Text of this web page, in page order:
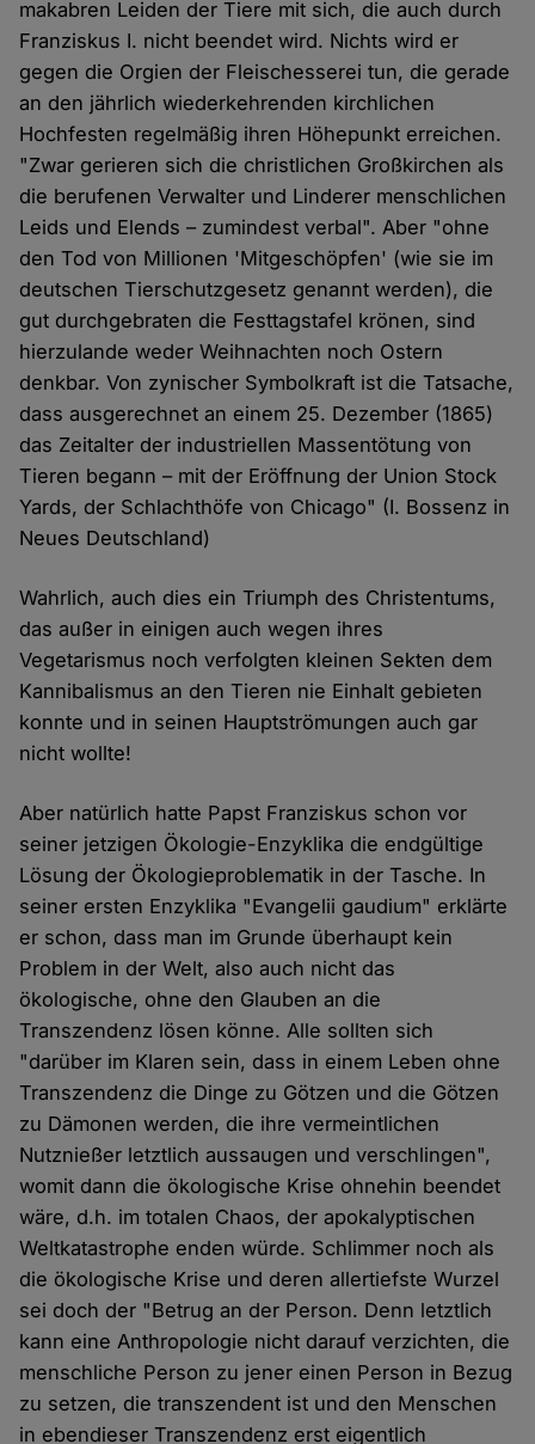
makabren Leiden der Tiere mit sich, die auch durch
Franziskus I. nicht beendet wird. Nichts wird er
gegen die Orgien der Fleischesserei tun, die gerade
an den jährlich wiederkehrenden kirchlichen
Hochfesten regelmäßig ihren Höhepunkt erreichen.
"Zwar gerieren sich die christlichen Großkirchen als
die berufenen Verwalter und Linderer menschlichen
Leids und Elends – zumindest verbal". Aber "ohne
den Tod von Millionen 'Mitgeschöpfen' (wie sie im
deutschen Tierschutzgesetz genannt werden), die
gut durchgebraten die Festtagstafel krönen, sind
hierzulande weder Weihnachten noch Ostern
denkbar. Von zynischer Symbolkraft ist die Tatsache,
dass ausgerechnet an einem 25. Dezember (1865)
das Zeitalter der industriellen Massentötung von
Tieren begann – mit der Eröffnung der Union Stock
Yards, der Schlachthöfe von Chicago" (I. Bossenz in
Neues Deutschland)
Wahrlich, auch dies ein Triumph des Christentums,
das außer in einigen auch wegen ihres
Vegetarismus noch verfolgten kleinen Sekten dem
Kannibalismus an den Tieren nie Einhalt gebieten
konnte und in seinen Hauptströmungen auch gar
nicht wollte!
Aber natürlich hatte Papst Franziskus schon vor
seiner jetzigen Ökologie-Enzyklika die endgültige
Lösung der Ökologieproblematik in der Tasche. In
seiner ersten Enzyklika "Evangelii gaudium" erklärte
er schon, dass man im Grunde überhaupt kein
Problem in der Welt, also auch nicht das
ökologische, ohne den Glauben an die
Transzendenz lösen könne. Alle sollten sich
"darüber im Klaren sein, dass in einem Leben ohne
Transzendenz die Dinge zu Götzen und die Götzen
zu Dämonen werden, die ihre vermeintlichen
Nutznießer letztlich aussaugen und verschlingen",
womit dann die ökologische Krise ohnehin beendet
wäre, d.h. im totalen Chaos, der apokalyptischen
Weltkatastrophe enden würde. Schlimmer noch als
die ökologische Krise und deren allertiefste Wurzel
sei doch der "Betrug an der Person. Denn letztlich
kann eine Anthropologie nicht darauf verzichten, die
menschliche Person zu jener einen Person in Bezug
zu setzen, die transzendent ist und den Menschen
in ebendieser Transzendenz erst eigentlich